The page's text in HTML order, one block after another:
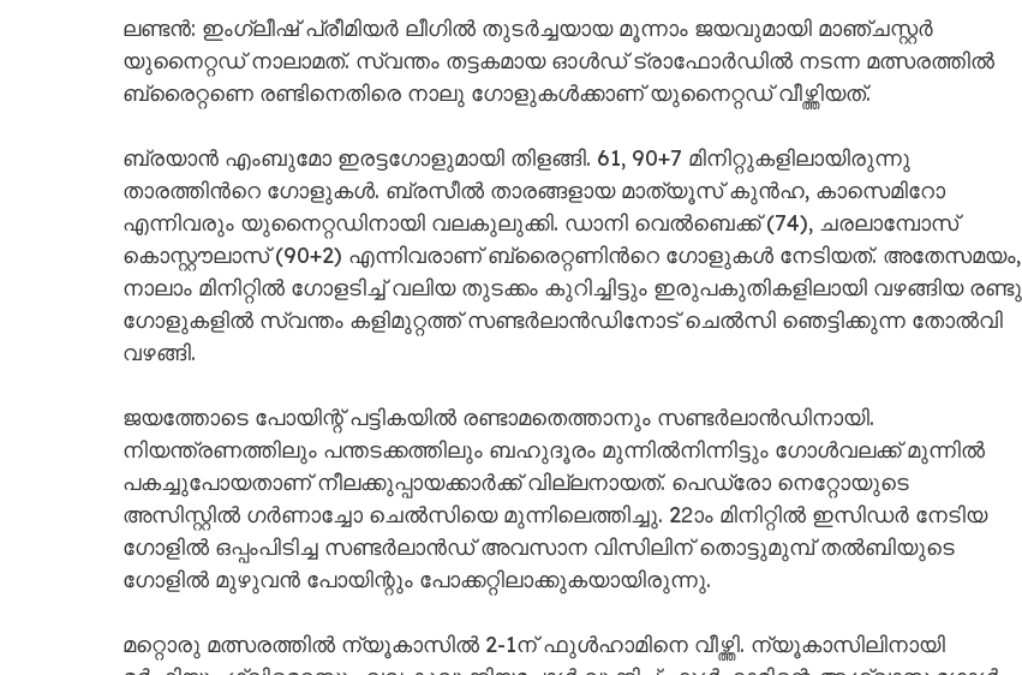
ലണ്ടൻ: ഇംഗ്ലീഷ് പ്രീമിയർ ലീഗിൽ തുടർച്ചയായ മൂന്നാം ജയവുമായി മാഞ്ചസ്റ്റർ
യുനൈറ്റഡ് നാലാമത്. സ്വന്തം തട്ടകമായ ഓൾഡ് ട്രാഫോർഡിൽ നടന്ന മത്സരത്തിൽ
ബ്രൈറ്റണെ രണ്ടിനെതിരെ നാലു ഗോളുകൾക്കാണ് യുനൈറ്റഡ് വീഴ്ത്തിയത്.
ബ്രയാൻ എംബുമോ ഇരട്ടഗോളുമായി തിളങ്ങി. 61, 90+7 മിനിറ്റുകളിലായിരുന്നു
താരത്തിന്‍റെ ഗോളുകൾ. ബ്രസീൽ താരങ്ങളായ മാത്യൂസ് കുൻഹ, കാസെമിറോ
എന്നിവരും യുനൈറ്റഡിനായി വലകുലുക്കി. ഡാനി വെൽബെക്ക് (74), ചരലാമ്പോസ്
കൊസ്റ്റൗലാസ് (90+2) എന്നിവരാണ് ബ്രൈറ്റണിന്‍റെ ഗോളുകൾ നേടിയത്. അതേസമയം,
നാലാം മിനിറ്റിൽ ഗോളടിച്ച് വലിയ തുടക്കം കുറിച്ചിട്ടും ഇരുപകുതികളിലായി വഴങ്ങിയ രണ്ടു
ഗോളുകളിൽ സ്വന്തം കളിമുറ്റത്ത് സണ്ടർലാൻഡിനോട് ചെൽസി ഞെട്ടിക്കുന്ന തോൽവി
വഴങ്ങി.
ജയത്തോടെ പോയിന്റ് പട്ടികയിൽ രണ്ടാമതെത്താനും സണ്ടർലാൻഡിനായി.
നിയന്ത്രണത്തിലും പന്തടക്കത്തിലും ബഹുദൂരം മുന്നിൽനിന്നിട്ടും ഗോൾവലക്ക് മുന്നിൽ
പകച്ചുപോയതാണ് നീലക്കുപ്പായക്കാർക്ക് വില്ലനായത്. പെഡ്രോ നെറ്റോയുടെ
അസിസ്റ്റിൽ ഗർണാച്ചോ ചെൽസിയെ മുന്നിലെത്തിച്ചു. 22ാം മിനിറ്റിൽ ഇസിഡർ നേടിയ
ഗോളിൽ ഒപ്പംപിടിച്ച സണ്ടർലാൻഡ് അവസാന വിസിലിന് തൊട്ടുമുമ്പ് തൽബിയുടെ
ഗോളിൽ മുഴുവൻ പോയിന്റും പോക്കറ്റിലാക്കുകയായിരുന്നു.
മറ്റൊരു മത്സരത്തിൽ ന്യൂകാസിൽ 2-1ന് ഫുൾഹാമിനെ വീഴ്ത്തി. ന്യൂകാസിലിനായി